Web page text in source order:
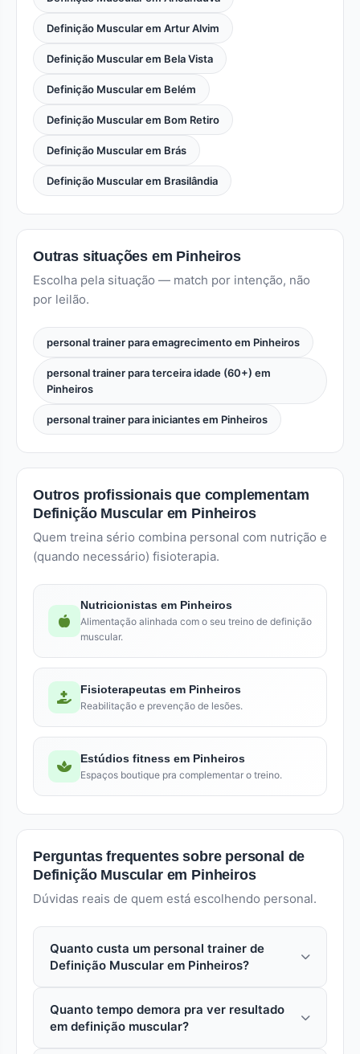
Definição Muscular em Artur Alvim
Definição Muscular em Bela Vista
Definição Muscular em Belém
Definição Muscular em Bom Retiro
Definição Muscular em Brás
Definição Muscular em Brasilândia
Outras situações em Pinheiros
Escolha pela situação — match por intenção, não
por leilão.
personal trainer para emagrecimento em Pinheiros
personal trainer para terceira idade (60+) em
Pinheiros
personal trainer para iniciantes em Pinheiros
Outros profissionais que complementam
Definição Muscular em Pinheiros
Quem treina sério combina personal com nutrição e
(quando necessário) fisioterapia.
Nutricionistas em Pinheiros
Alimentação alinhada com o seu treino de definição
muscular.
Fisioterapeutas em Pinheiros
Reabilitação e prevenção de lesões.
Estúdios fitness em Pinheiros
Espaços boutique pra complementar o treino.
Perguntas frequentes sobre personal de
Definição Muscular em Pinheiros
Dúvidas reais de quem está escolhendo personal.
Quanto custa um personal trainer de
Definição Muscular em Pinheiros?
personal especializado em definição muscular
custa entre R$ 80 a R$ 250. Pacotes mensais
Quanto tempo demora pra ver resultado
em definição muscular?